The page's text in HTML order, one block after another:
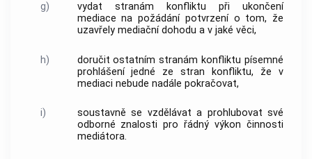
g)
vydat stranám konfliktu při ukončení
mediace na požádání potvrzení o tom, že
uzavřely mediační dohodu a v jaké věci,
h)
doručit ostatním stranám konfliktu písemné
prohlášení jedné ze stran konfliktu, že v
mediaci nebude nadále pokračovat,
i)
soustavně se vzdělávat a prohlubovat své
odborné znalosti pro řádný výkon činnosti
mediátora.